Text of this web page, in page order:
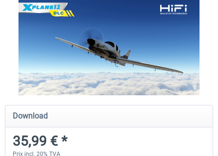
Traffic Global for X-Plane 12/11 (Mac)
44,95 € *
FSDG - Flight Suite Pro
Download
35,99 € *
Prix incl. 20% TVA